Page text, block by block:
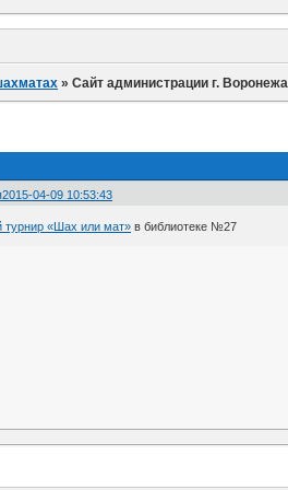
»Сайт администрации г. Воронежа
2015-04-09 10:53:43
турнир «Шах или мат» в библиотеке №27